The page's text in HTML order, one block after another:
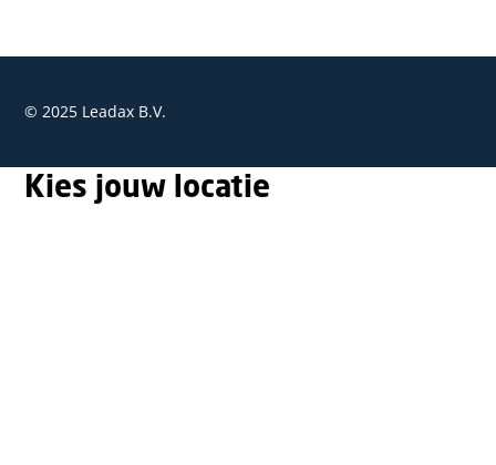
© 2025 Leadax B.V.
Kies jouw locatie